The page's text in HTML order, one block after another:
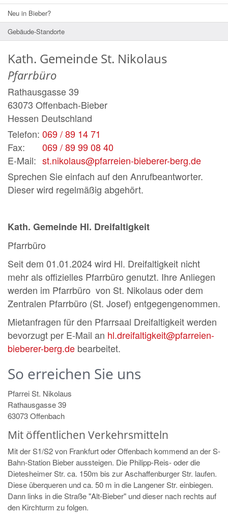
Neu in Bieber?
Gebäude-Standorte
Kath. Gemeinde St. Nikolaus
Pfarrbüro
Rathausgasse 39
63073 Offenbach-Bieber
Hessen Deutschland
Telefon: 069 / 89 14 71
Fax:
069 / 89 99 08 40
E-Mail: st.nikolaus@pfarreien-bieberer-berg.de
Sprechen Sie einfach auf den Anrufbeantworter.
Dieser wird regelmäßig abgehört.
Kath. Gemeinde Hl. Dreifaltigkeit
Pfarrbüro
Seit dem 01.01.2024 wird Hl. Dreifaltigkeit nicht
mehr als offizielles Pfarrbüro genutzt. Ihre Anliegen
werden im Pfarrbüro von St. Nikolaus oder dem
Zentralen Pfarrbüro (St. Josef) entgegengenommen.
Mietanfragen für den Pfarrsaal Dreifaltigkeit werden
bevorzugt per E-Mail an hl.dreifaltigkeit@pfarreien-
bieberer-berg.de bearbeitet.
So erreichen Sie uns
Pfarrei St. Nikolaus
Rathausgasse 39
63073 Offenbach
Mit öffentlichen Verkehrsmitteln
Mit der S1/S2 von Frankfurt oder Offenbach kommend an der S-
Bahn-Station Bieber aussteigen. Die Philipp-Reis- oder die
Dietesheimer Str. ca. 150m bis zur Aschaffenburger Str. laufen.
Diese überqueren und ca. 50 m in die Langener Str. einbiegen.
Dann links in die Straße "Alt-Bieber" und dieser nach rechts auf
den Kirchturm zu folgen.